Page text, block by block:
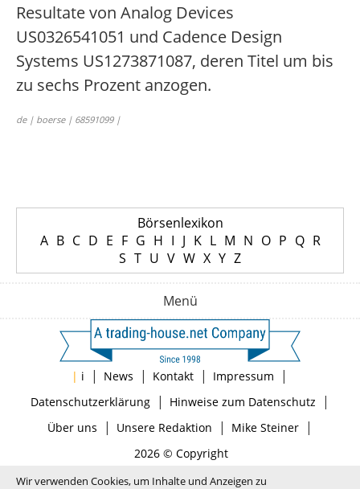
Resultate von Analog Devices
US0326541051 und Cadence Design
Systems US1273871087, deren Titel um bis
zu sechs Prozent anzogen.
de | boerse | 68591099 |
Börsenlexikon
A B C D E F G H I J K L M N O P Q R
S T U V W X Y Z
Menü
| i | News | Kontakt | Impressum |
Datenschutzerklärung| Hinweise zum Datenschutz |
Über uns | Unsere Redaktion | Mike Steiner|
2026 © Copyright
Wir verwenden Cookies, um Inhalte und Anzeigen zu